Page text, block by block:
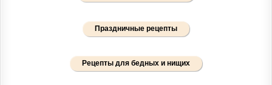
Праздничные рецепты
Рецепты для бедных и нищих